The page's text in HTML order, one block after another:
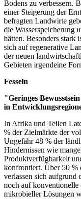
Bodens zu verbessern.
einer Steigerung der
befragten Landwirte
die Wasserspeicherung
hätten. Besonders stark
sich auf regenerative
der neuen
Gebieten irgendeine
Fesseln
"Geringes
in
In Afrika und Teilen
% der Zielmärkte der
Ungefähr 48 % der
Hindernissen wie
Produktverfügbarkeit
konfrontiert. Über 50 %
verlassen sich aufgrund
noch auf
mikrobieller Lösungen